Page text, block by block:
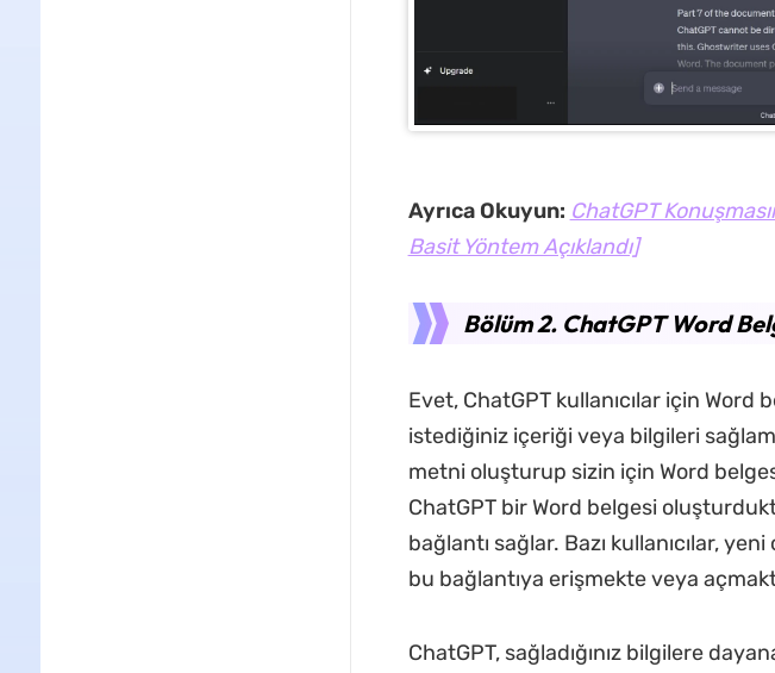
Ayrıca Okuyun: ChatGPT
Basit Yöntem Açıklandı]
Bölüm 2. ChatGPT Word
Evet, ChatGPT kullanıcılar için
istediğiniz içeriği veya bilgileri
metni oluşturup sizin için Word
ChatGPT bir Word belgesi
bağlantı sağlar. Bazı kullanıcılar,
bu bağlantıya erişmekte veya
ChatGPT, sağladığınız bilgilere